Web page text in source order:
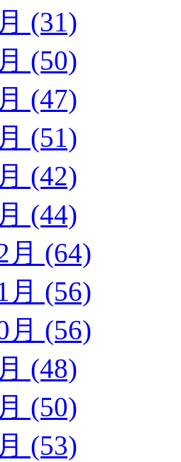
(31)
(50)
(47)
(51)
(42)
(44)
月 (64)
月 (56)
月 (56)
(48)
(50)
(53)